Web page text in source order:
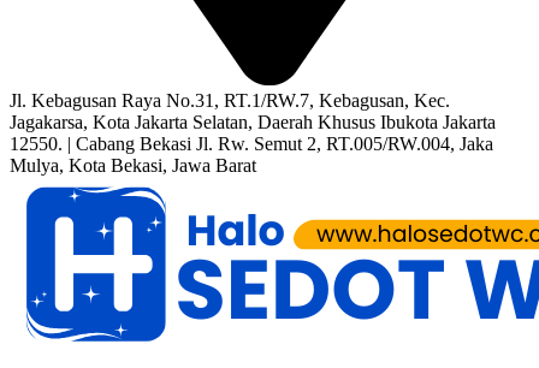
Jl. Kebagusan Raya No.31, RT.1/RW.7, Kebagusan, Kec.
Jagakarsa, Kota Jakarta Selatan, Daerah Khusus Ibukota Jakarta
12550. | Cabang Bekasi Jl. Rw. Semut 2, RT.005/RW.004, Jaka
Mulya, Kota Bekasi, Jawa Barat